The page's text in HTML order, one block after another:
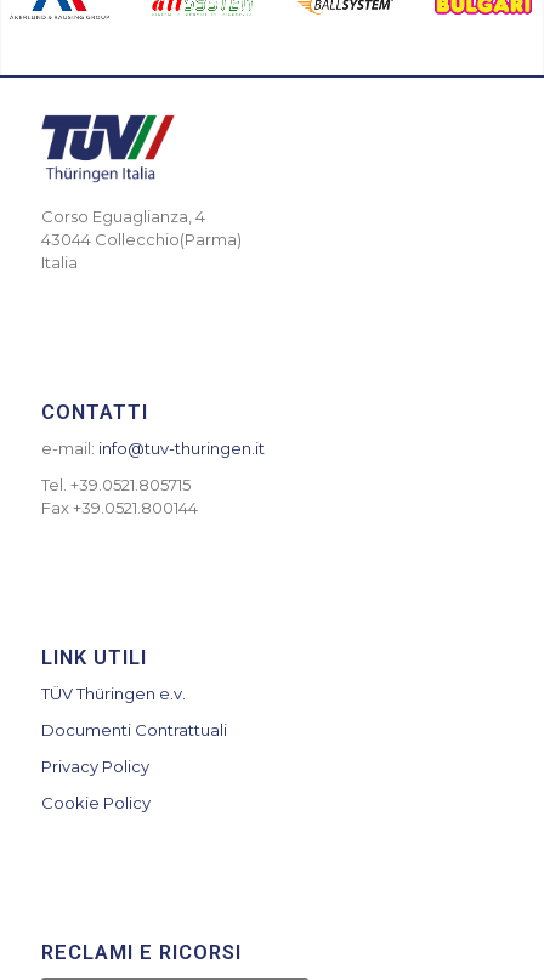
Corso Eguaglianza, 4
43044 Collecchio(Parma)
Italia
CONTATTI
e-mail: info@tuv-thuringen.it
Tel. +39.0521.805715
Fax +39.0521.800144
LINK UTILI
TÜV Thüringen e.v.
Documenti Contrattuali
Privacy Policy
Cookie Policy
RECLAMI E RICORSI